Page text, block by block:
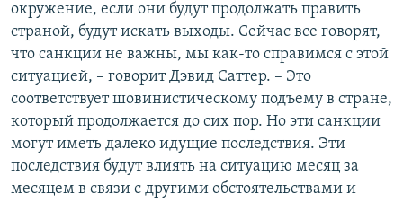
окружение, если они будут продолжать править
страной, будут искать выходы. Сейчас все говорят,
что санкции не важны, мы как-то справимся с этой
ситуацией, – говорит Дэвид Саттер. – Это
соответствует шовинистическому подъему в стране,
который продолжается до сих пор. Но эти санкции
могут иметь далеко идущие последствия. Эти
последствия будут влиять на ситуацию месяц за
месяцем в связи с другими обстоятельствами и